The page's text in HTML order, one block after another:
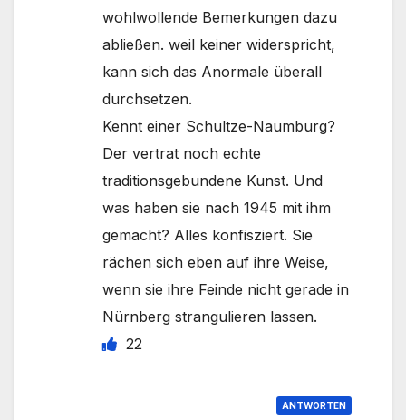
wohlwollende Bemerkungen dazu
abließen. weil keiner widerspricht,
kann sich das Anormale überall
durchsetzen.
Kennt einer Schultze-Naumburg?
Der vertrat noch echte
traditionsgebundene Kunst. Und
was haben sie nach 1945 mit ihm
gemacht? Alles konfisziert. Sie
rächen sich eben auf ihre Weise,
wenn sie ihre Feinde nicht gerade in
Nürnberg strangulieren lassen.
22
ANTWORTEN